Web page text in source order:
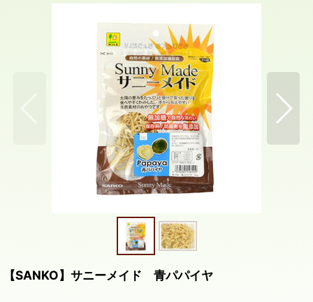
【SANKO】サニーメイド 青パパイヤ